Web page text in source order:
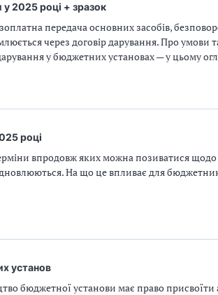
2025 році + зразок
передача основних засобів,
через договір дарування. Про умови
у бюджетних установах — у цьому
році
впродовж яких можна позиватися
На що це впливає для
установ
бюджетної установи має право